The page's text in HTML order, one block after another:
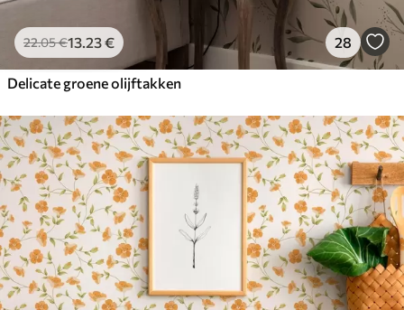
22.05€13.23€ 28
Delicate groene olijftakken